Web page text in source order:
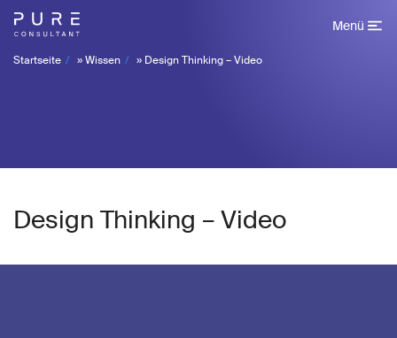
Menü
Startseite »Wissen » Design Thinking – Video
Design Thinking – Video